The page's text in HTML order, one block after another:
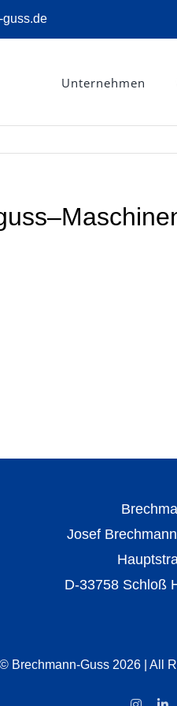
guss.de
Unternehmen
Josef
D-33758 Schloß
Brechmann-Guss 2026 | All